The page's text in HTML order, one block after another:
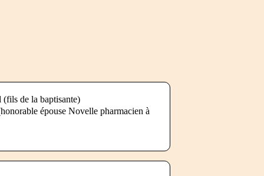
de la baptisante)
épouse Novelle pharmacien à